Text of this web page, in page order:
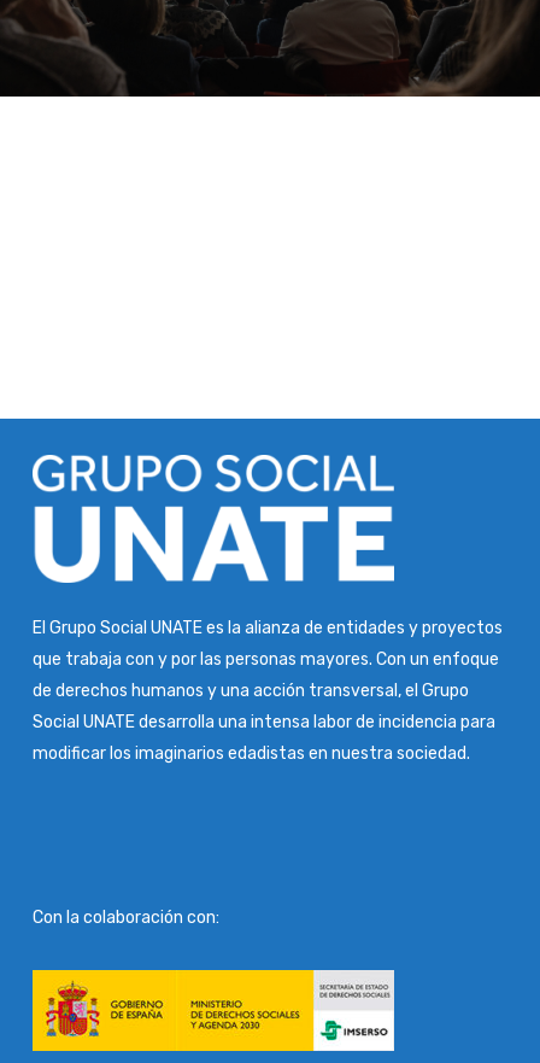
El Grupo Social UNATE es la alianza de entidades y proyectos
que trabaja con y por las personas mayores. Con un enfoque
de derechos humanos y una acción transversal, el Grupo
Social UNATE desarrolla una intensa labor de incidencia para
modificar los imaginarios edadistas en nuestra sociedad.
Con la colaboración con: